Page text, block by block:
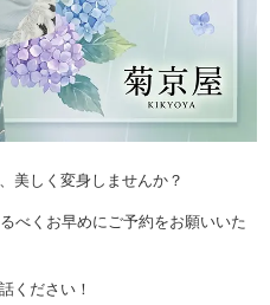
美しく変身しませんか？
べくお早めにご予約をお願いいた
ください！